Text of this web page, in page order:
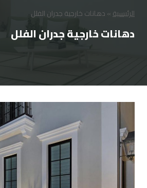
الرئيسية»دهانات خارجية جدران الفلل
دهانات خارجية جدران الفلل